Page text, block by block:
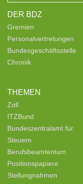
DER BDZ
Gremien
Personalvertretungen
Bundesgeschäftsstelle
Chronik
THEMEN
Zoll
ITZBund
Bundeszentralamt für
Steuern
Berufsbeamtentum
Positionspapiere
Stellungnahmen